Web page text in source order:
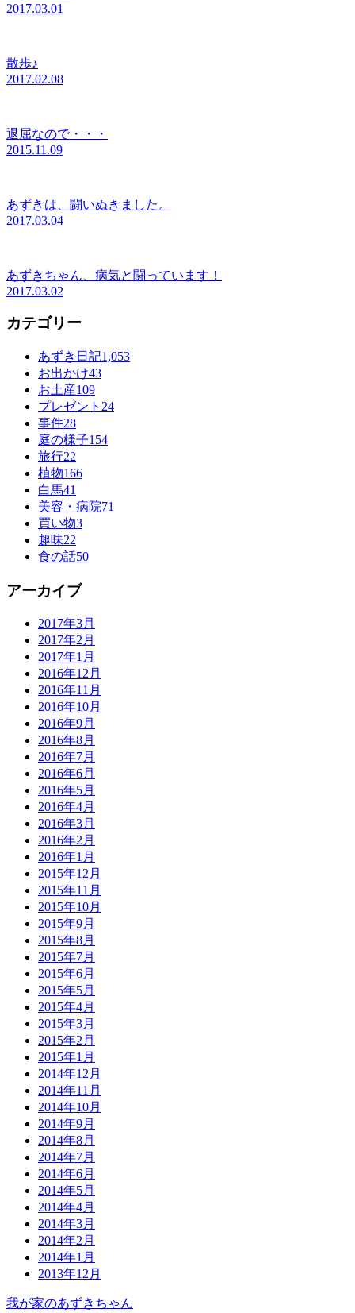
2017.03.01
散歩♪
2017.02.08
退屈なので・・・
2015.11.09
あずきは、闘いぬきました。
2017.03.04
あずきちゃん、病気と闘っています！
2017.03.02
カテゴリー
あずき日記1,053
お出かけ43
お土産109
プレゼント 24
事件28
庭の様子154
旅行22
植物166
白馬41
美容・病院71
買い物3
趣味22
食の話50
アーカイブ
2017年3月
2017年2月
2017年1月
2016年12月
2016年11月
2016年10月
2016年9月
2016年8月
2016年7月
2016年6月
2016年5月
2016年4月
2016年3月
2016年2月
2016年1月
2015年12月
2015年11月
2015年10月
2015年9月
2015年8月
2015年7月
2015年6月
2015年5月
2015年4月
2015年3月
2015年2月
2015年1月
2014年12月
2014年11月
2014年10月
2014年9月
2014年8月
2014年7月
2014年6月
2014年5月
2014年4月
2014年3月
2014年2月
2014年1月
2013年12月
我が家のあずきちゃん